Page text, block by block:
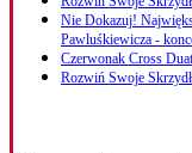
Nie Dokazuj!
Pawluśkiewicza -
Czerwonak Cross
Rozwiń Swoje